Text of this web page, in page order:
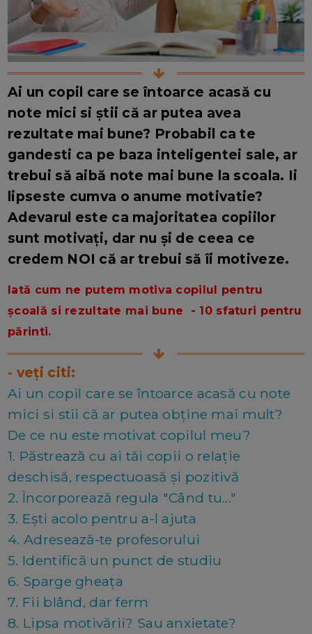
Ai un copil care se întoarce acasă cu
note mici si știi că ar putea avea
rezultate mai bune? Probabil ca te
gandesti ca pe baza inteligentei sale, ar
trebui să aibă note mai bune la scoala. Ii
lipseste cumva o anume motivatie?
Adevarul este ca majoritatea copiilor
sunt motivați, dar nu și de ceea ce
credem NOI că ar trebui să îi motiveze.
Iată cum ne putem motiva copilul pentru
școală si rezultate mai bune - 10 sfaturi pentru
părinti.
- veți citi:
Ai un copil care se întoarce acasă cu note
mici si stii că ar putea obține mai mult?
De ce nu este motivat copilul meu?
1. Păstrează cu ai tăi copii o relaţie
deschisă, respectuoasă și pozitivă
2. Încorporează regula "Când tu..."
3. Eşti acolo pentru a-l ajuta
4. Adresează-te profesorului
5. Identifică un punct de studiu
6. Sparge gheaţa
7. Fii blând, dar ferm
8. Lipsa motivării? Sau anxietate?